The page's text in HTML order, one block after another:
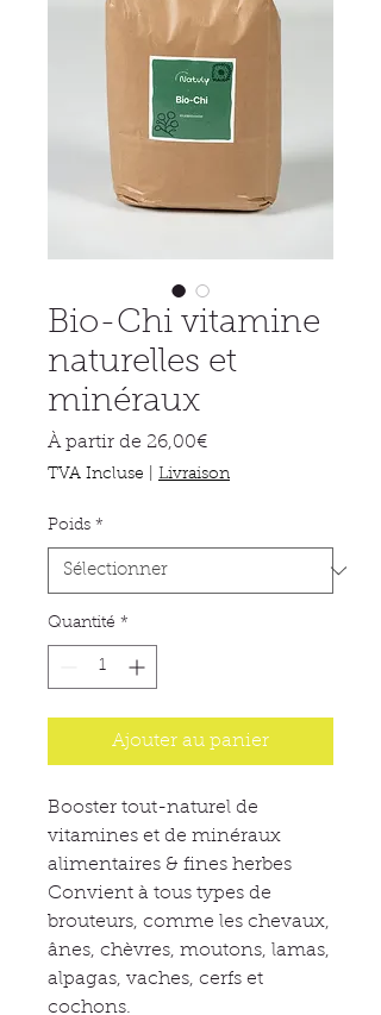
Bio-Chi vitamine
naturelles et
minéraux
À partir de 26,00€Prix
TVA Incluse Livraison
Poids *
Quantité *
Ajouter au panier
Booster tout-naturel de
vitamines et de minéraux
alimentaires & fines herbes
Convient à tous types de
brouteurs, comme les chevaux,
ânes, chèvres, moutons, lamas,
alpagas, vaches, cerfs et
cochons.